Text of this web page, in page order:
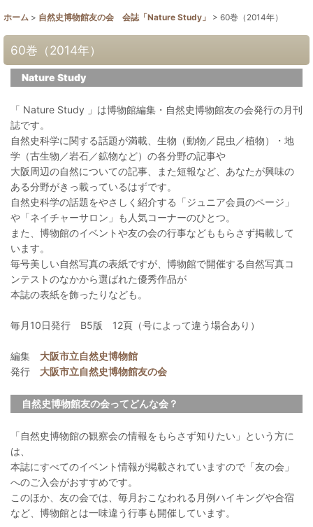
ホーム > 自然史博物館友の会 会誌「Nature Study」 > 60巻（2014年）
60巻（2014年）
Nature Study
「 Nature Study 」は博物館編集・自然史博物館友の会発行の月刊
誌です。
自然史科学に関する話題が満載、生物（動物／昆虫／植物）・地
学（古生物／岩石／鉱物など）の各分野の記事や
大阪周辺の自然についての記事、また短報など、あなたが興味の
ある分野がきっ載っているはずです。
自然史科学の話題をやさしく紹介する「ジュニア会員のページ」
や「ネイチャーサロン」も人気コーナーのひとつ。
また、博物館のイベントや友の会の行事などももらさず掲載して
います。
毎号美しい自然写真の表紙ですが、博物館で開催する自然写真コ
ンテストのなかから選ばれた優秀作品が
本誌の表紙を飾ったりなども。
毎月10日発行 B5版 12頁（号によって違う場合あり）
編集 大阪市立自然史博物館
発行 大阪市立自然史博物館友の会
自然史博物館友の会ってどんな会？
「自然史博物館の観察会の情報をもらさず知りたい」という方に
は、
本誌にすべてのイベント情報が掲載されていますので「友の会」
へのご入会がおすすめです。
このほか、友の会では、毎月おこなわれる月例ハイキングや合宿
など、博物館とは一味違う行事も開催しています。